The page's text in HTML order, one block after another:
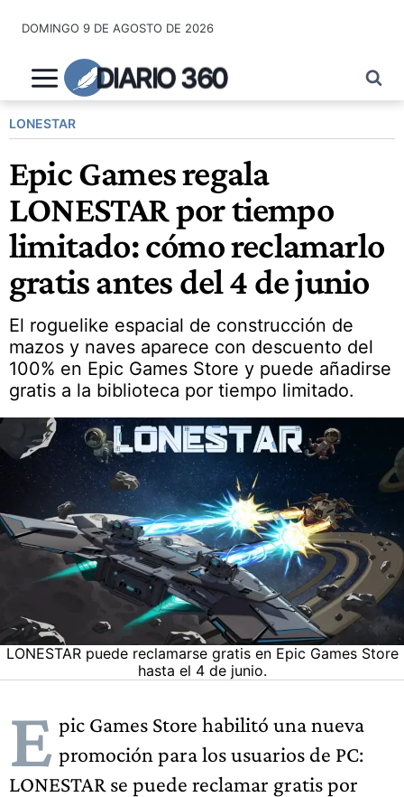
contenido
DOMINGO 9 DE AGOSTO DE 2026
DIARIO 360
LONESTAR
Epic Games regala
LONESTAR por tiempo
limitado: cómo reclamarlo
gratis antes del 4 de junio
El roguelike espacial de construcción de
mazos y naves aparece con descuento del
100% en Epic Games Store y puede añadirse
gratis a la biblioteca por tiempo limitado.
LONESTAR puede reclamarse gratis en Epic Games Store
hasta el 4 de junio.
E pic Games Store habilitó una nueva
promoción para los usuarios de PC:
LONESTAR se puede reclamar gratis por